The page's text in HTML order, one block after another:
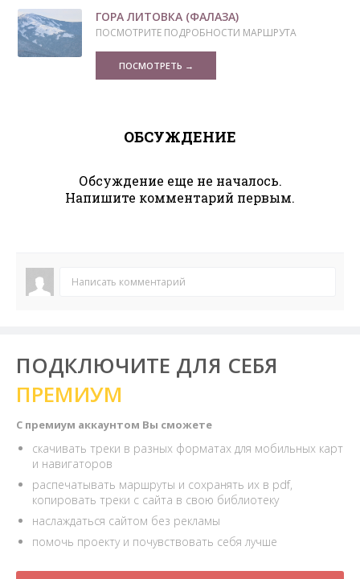
ГОРА ЛИТОВКА (ФАЛАЗА)
ПОСМОТРИТЕ ПОДРОБНОСТИ МАРШРУТА
ПОСМОТРЕТЬ →
ОБСУЖДЕНИЕ
Обсуждение еще не началось.
Напишите комментарий первым.
Написать комментарий
ПОДКЛЮЧИТЕ ДЛЯ СЕБЯ
ПРЕМИУМ
С премиум аккаунтом Вы сможете
скачивать треки в разных форматах для мобильных карт
и навигаторов
распечатывать маршруты и сохранять их в pdf,
копировать треки с сайта в свою библиотеку
наслаждаться сайтом без рекламы
помочь проекту и почувствовать себя лучше